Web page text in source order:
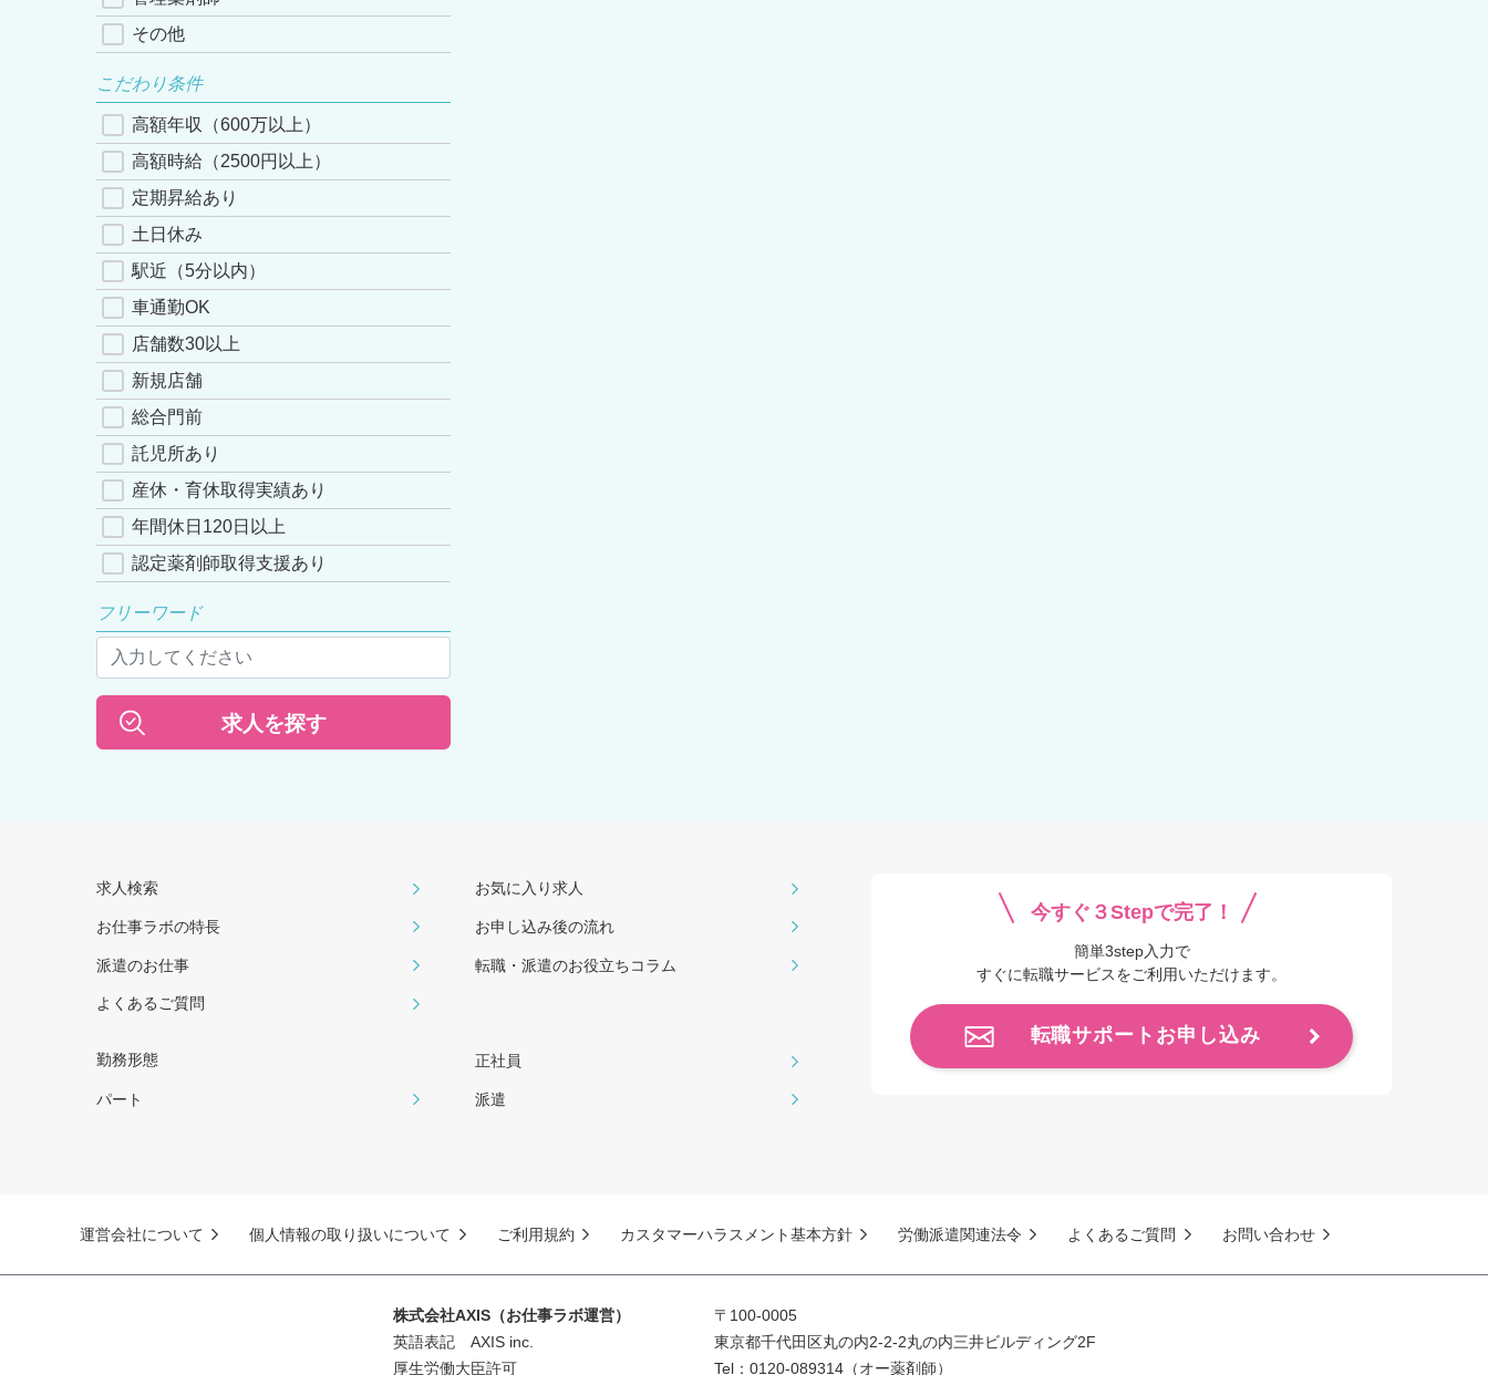
その他
こだわり条件
高額年収（600万以上）
高額時給（2500円以上）
定期昇給あり
土日休み
駅近（5分以内）
車通勤OK
店舗数30以上
新規店舗
総合門前
託児所あり
産休・育休取得実績あり
年間休日120日以上
認定薬剤師取得支援あり
フリーワード
求人を探す
求人検索 お気に入り求人
お仕事ラボの特長 お申し込み後の流れ
派遣のお仕事 転職・派遣のお役⽴ちコラム
よくあるご質問
勤務形態 正社員
パート 派遣
今すぐ３Stepで完了！
簡単3step入力で
すぐに転職サービスをご利用いただけます。
転職サポートお申し込み
運営会社について 個人情報の取り扱いについて ご利用規約 カスタマーハラスメント基本方針 労働派遣関連法令 よくあるご質問 お問い合わせ
株式会社AXIS（お仕事ラボ運営）
英語表記 AXIS inc.
厚生労働大臣許可
〒100-0005
東京都千代田区丸の内2-2-2丸の内三井ビルディング2F
Tel：0120-089314（オー薬剤師）